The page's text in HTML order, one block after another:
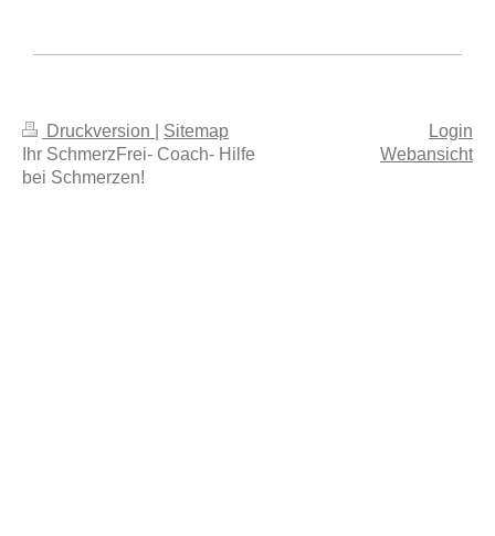
Druckversion
Sitemap
Ihr SchmerzFrei- Coach- Hilfe
bei Schmerzen!
Login
Webansicht